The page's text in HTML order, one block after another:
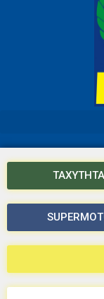
ΤΑΧΥΤΗΤΑ